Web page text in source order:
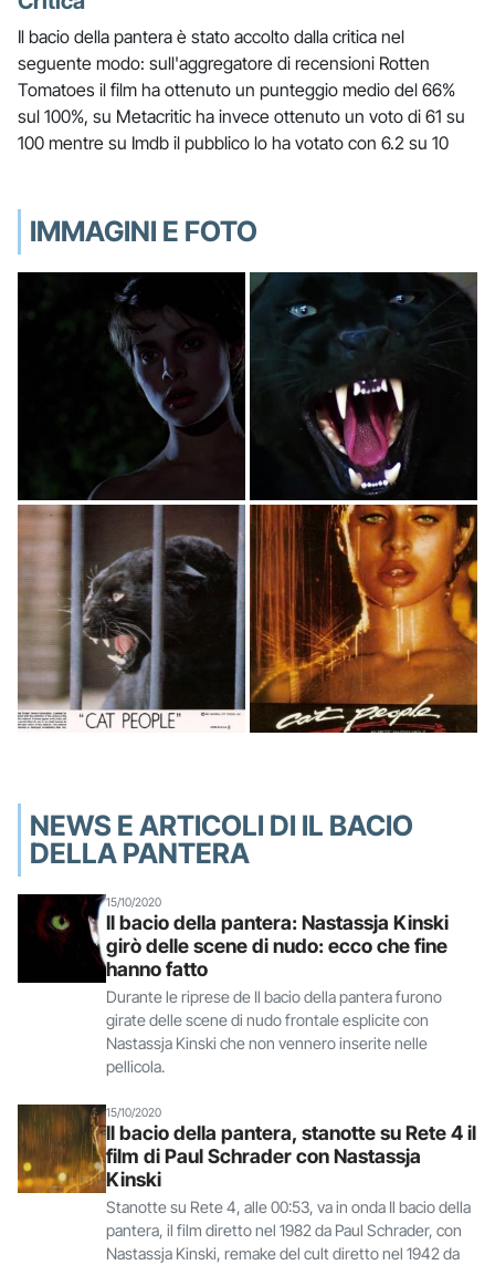
Il bacio della pantera è stato accolto dalla critica nel
seguente modo: sull'aggregatore di recensioni Rotten
Tomatoes il film ha ottenuto un punteggio medio del 66%
sul 100%, su Metacritic ha invece ottenuto un voto di 61 su
100 mentre su Imdb il pubblico lo ha votato con 6.2 su 10
IMMAGINI E FOTO
NEWS E ARTICOLI DI IL BACIO
DELLA PANTERA
15/10/2020
Il bacio della pantera: Nastassja Kinski
girò delle scene di nudo: ecco che fine
hanno fatto
Durante le riprese de Il bacio della pantera furono
girate delle scene di nudo frontale esplicite con
Nastassja Kinski che non vennero inserite nelle
pellicola.
15/10/2020
Il bacio della pantera, stanotte su Rete 4 il
film di Paul Schrader con Nastassja
Kinski
Stanotte su Rete 4, alle 00:53, va in onda Il bacio della
pantera, il film diretto nel 1982 da Paul Schrader, con
Nastassja Kinski, remake del cult diretto nel 1942 da